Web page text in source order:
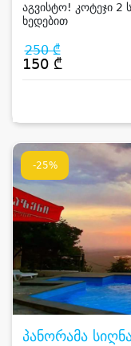
აგვისტო! კოტეჯი 2
ხედებით
250 ₾
150 ₾
-25%
პანორამა